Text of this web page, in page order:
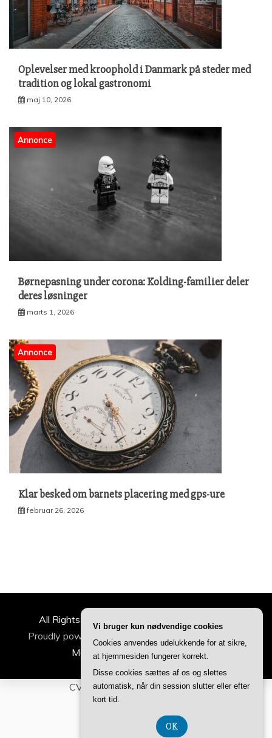
Oplevelser med kroophold i Danmark på steder med
tradition og lokal gastronomi
maj 10, 2026
Annonce
Børnepasning under corona: Kolding-familier deler
deres løsninger
marts 1, 2026
Annonce
Klar besked om barnets placering med gps-ure
februar 26, 2026
All Rights Reserved 2022 | ideertilfamilien.dk
Proudly powered by WordPress
Magazine byCandid Themes.
CVR-Nummer DK-374 077 39
Vi bruger kun nødvendige cookies
Cookies anvendes udelukkende for at sikre,
at hjemmesiden fungerer korrekt.
Disse cookies sættes af os og slettes
automatisk, når din session slutter eller efter
kort tid.
OK